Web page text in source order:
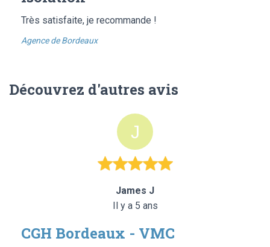
Très satisfaite, je recommande !
Agence de Bordeaux
Découvrez d'autres avis
James J
Il y a 5 ans
CGH Bordeaux - VMC